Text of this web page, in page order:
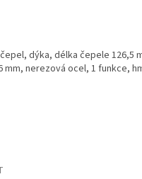
dýka, délka čepele 126,5
mm, nerezová ocel, 1 funkce,